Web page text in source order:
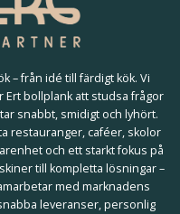
– från idé till färdigt kök. Vi
bollplank att studsa frågor
snabbt, smidigt och lyhört.
restauranger, caféer, skolor
och ett starkt fokus på
till kompletta lösningar –
med marknadens
leveranser, personlig